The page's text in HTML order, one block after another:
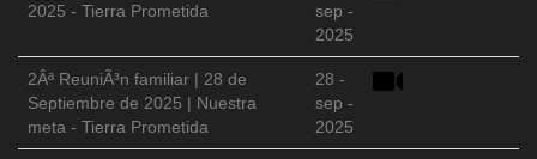
2025 - Tierra Prometida
sep -
2025
2Âª ReuniÃ³n familiar | 28 de
Septiembre de 2025 | Nuestra
meta - Tierra Prometida
28 -
sep -
2025